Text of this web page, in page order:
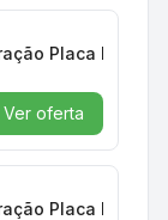
Placa Mãe
Ver oferta
Placa Mãe